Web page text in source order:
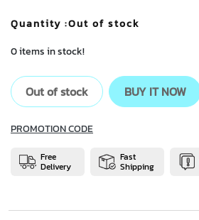
Quantity :Out of stock
0 items in stock!
Out of stock BUY IT NOW
PROMOTION CODE
Free
Delivery
Fast
Shipping